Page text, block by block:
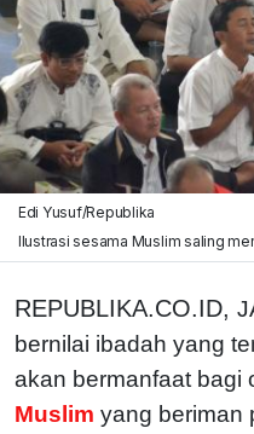
Edi Yusuf/Republika
Ilustrasi sesama Muslim saling
REPUBLIKA.CO.ID,
bernilai ibadah yang
akan bermanfaat bagi
Muslim yang beriman